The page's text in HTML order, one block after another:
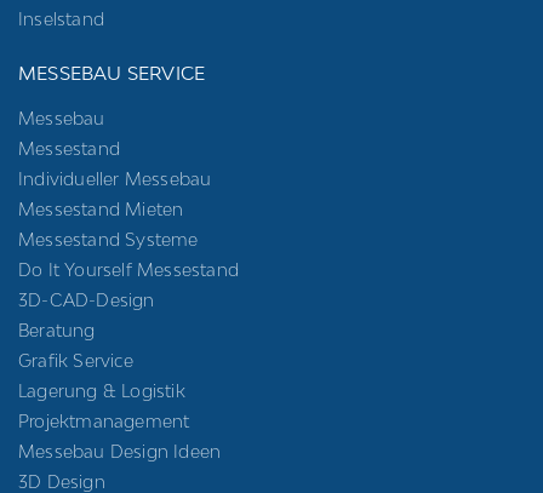
Inselstand
MESSEBAU SERVICE
Messebau
Messestand
Individueller Messebau
Messestand Mieten
Messestand Systeme
Do It Yourself Messestand
3D-CAD-Design
Beratung
Grafik Service
Lagerung & Logistik
Projektmanagement
Messebau Design Ideen
3D Design